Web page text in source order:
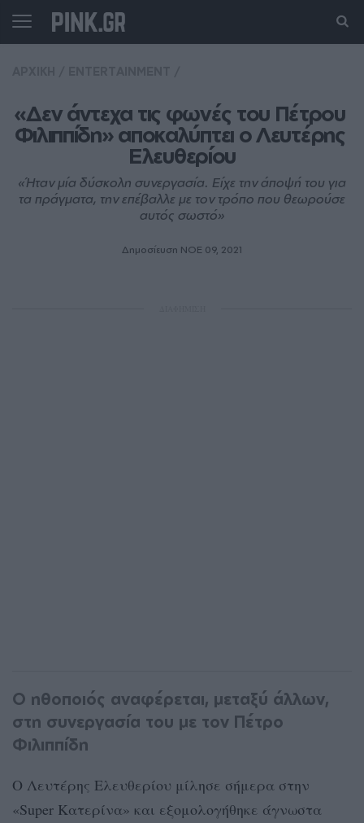
«Δεν άντεχα τις φωνές του Πέτρου
Φιλιππίδη» αποκαλύπτει ο Λευτέρης
Ελευθερίου
«Ήταν μία δύσκολη συνεργασία. Είχε την άποψή του για
τα πράγματα, την επέβαλλε με τον τρόπο που θεωρούσε
αυτός σωστό»
Δημοσίευση ΝΟE 09, 2021
Ο ηθοποιός αναφέρεται, μεταξύ άλλων,
στη συνεργασία του με τον Πέτρο
Φιλιππίδη
Ο Λευτέρης Ελευθερίου μίλησε σήμερα στην
«Super Κατερίνα» και εξομολογήθηκε άγνωστα